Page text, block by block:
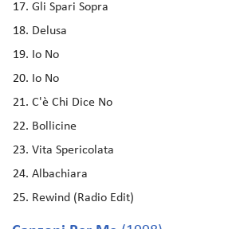
Gli Spari Sopra
Delusa
Io No
Io No
C'è Chi Dice No
Bollicine
Vita Spericolata
Albachiara
Rewind (Radio Edit)